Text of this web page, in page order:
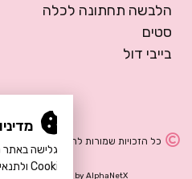
הלבשה תחתונה לכלה
סטים
בייבי דול
כל הזכויות שמורות להרמוסה – הלבשה
Development byAlphaNetX
הגלישה
Cookie ולתנאי מדיניות הפרטיות.